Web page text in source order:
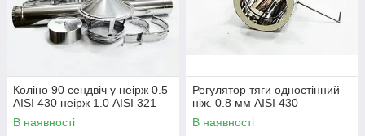
Коліно 90 сендвіч у неірж 0.5
AISI 430 неірж 1.0 AISI 321
В наявності
Регулятор тяги одностінний
ніж. 0.8 мм AISI 430
В наявності